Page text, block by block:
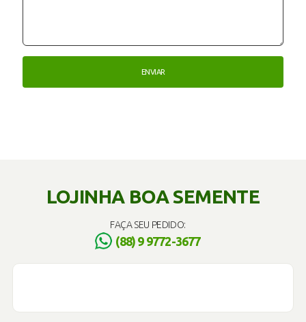
LOJINHA BOA SEMENTE
FAÇA SEU PEDIDO:
(88) 9 9772-3677